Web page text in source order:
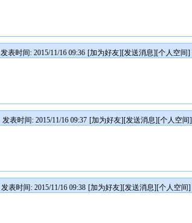
发表时间: 2015/11/16 09:36 [加为好友][发送消息][个人空间]
发表时间: 2015/11/16 09:37 [加为好友][发送消息][个人空间]
发表时间: 2015/11/16 09:38 [加为好友][发送消息][个人空间]